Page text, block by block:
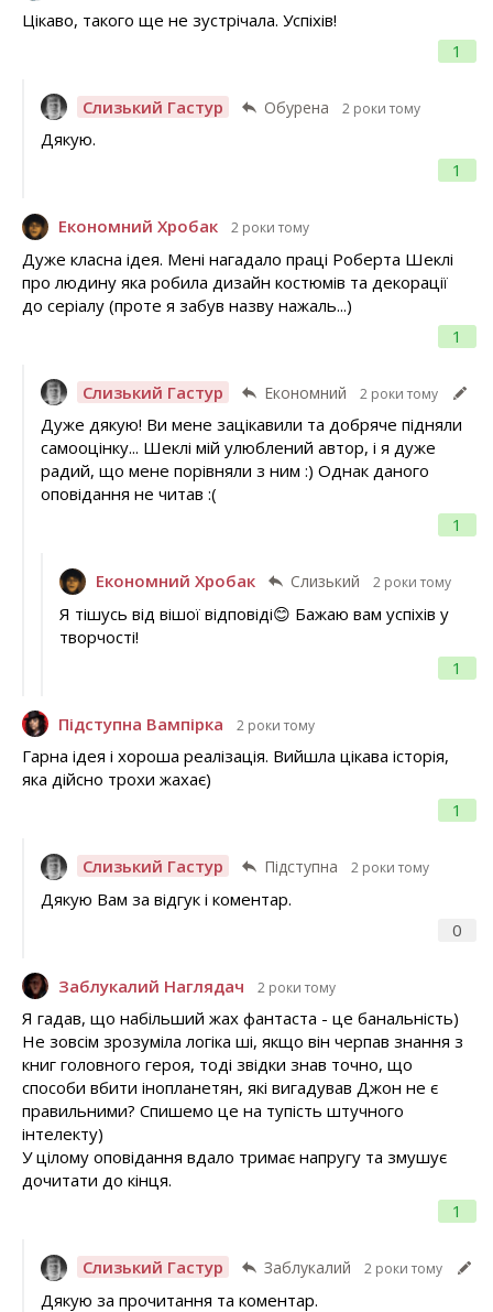
1
Цікаво, такого ще не зустрічала. Успіхів!
Слизький Гастур Обурена 2 роки тому
1
Дякую.
Економний Хробак 2 роки тому
1
Дуже класна ідея. Мені нагадало праці Роберта Шеклі
про людину яка робила дизайн костюмів та декорації
до серіалу (проте я забув назву нажаль...)
Слизький Гастур Економний 2 роки тому
1
Дуже дякую! Ви мене зацікавили та добряче підняли
самооцінку... Шеклі мій улюблений автор, і я дуже
радий, що мене порівняли з ним :) Однак даного
оповідання не читав :(
Економний Хробак Слизький 2 роки тому
1
Я тішусь від вішої відповіді😊 Бажаю вам успіхів у
творчості!
Підступна Вампірка 2 роки тому
1
Гарна ідея і хороша реалізація. Вийшла цікава історія,
яка дійсно трохи жахає)
Слизький Гастур Підступна 2 роки тому
0
Дякую Вам за відгук і коментар.
Заблукалий Наглядач 2 роки тому
1
Я гадав, що набільший жах фантаста - це банальність)
Не зовсім зрозуміла логіка ші, якщо він черпав знання з
книг головного героя, тоді звідки знав точно, що
способи вбити інопланетян, які вигадував Джон не є
правильними? Спишемо це на тупість штучного
інтелекту)
У цілому оповідання вдало тримає напругу та змушує
дочитати до кінця.
Слизький Гастур Заблукалий 2 роки тому
Дякую за прочитання та коментар.